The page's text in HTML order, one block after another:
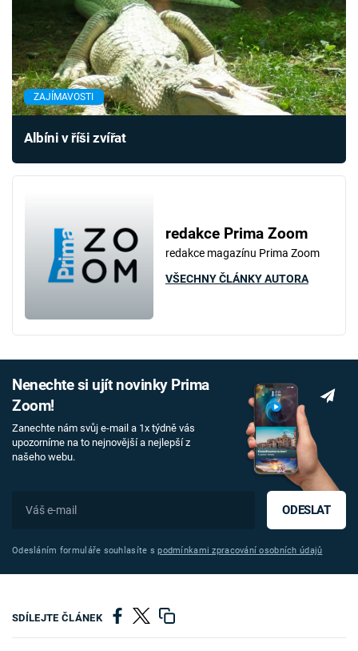
ZAJÍMAVOSTI
Albíni v říši zvířat
redakce Prima Zoom
redakce magazínu Prima Zoom
VŠECHNY ČLÁNKY AUTORA
Nenechte si ujít novinky Prima
Zoom!
Zanechte nám svůj e-mail a 1x týdně vás
upozorníme na to nejnovější a nejlepší z
našeho webu.
ODESLAT
Odesláním formuláře souhlasíte spodmínkami zpracování osobních údajů
SDÍLEJTE ČLÁNEK